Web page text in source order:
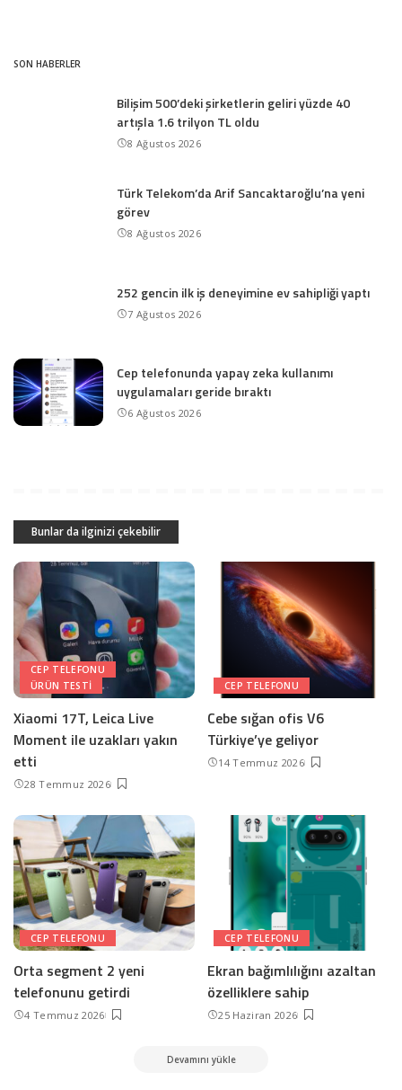
SON HABERLER
Bilişim 500’deki şirketlerin geliri yüzde 40
artışla 1.6 trilyon TL oldu
8 Ağustos 2026
Türk Telekom’da Arif Sancaktaroğlu’na yeni
görev
8 Ağustos 2026
252 gencin ilk iş deneyimine ev sahipliği yaptı
7 Ağustos 2026
Cep telefonunda yapay zeka kullanımı
uygulamaları geride bıraktı
6 Ağustos 2026
Bunlar da ilginizi çekebilir
CEP TELEFONU
ÜRÜN TESTI
Xiaomi 17T, Leica Live
Moment ile uzakları yakın
etti
28 Temmuz 2026
CEP TELEFONU
Cebe sığan ofis V6
Türkiye’ye geliyor
14 Temmuz 2026
CEP TELEFONU
Orta segment 2 yeni
telefonunu getirdi
4 Temmuz 2026
CEP TELEFONU
Ekran bağımlılığını azaltan
özelliklere sahip
25 Haziran 2026
Devamını yükle